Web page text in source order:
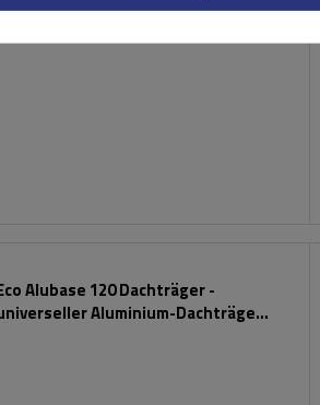
Alubase 120 Dachträger -
Aluminium-Dachträger